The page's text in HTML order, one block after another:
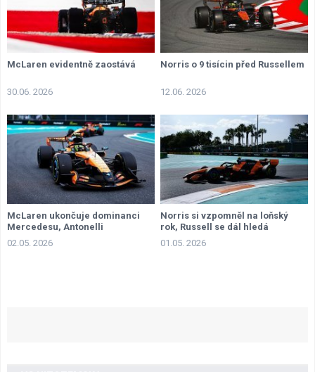
McLaren evidentně zaostává
30.06. 2026
Norris o 9 tisícin před Russellem
12.06. 2026
McLaren ukončuje dominanci
Mercedesu, Antonelli
penalizován
02.05. 2026
Norris si vzpomněl na loňský
rok, Russell se dál hledá
01.05. 2026